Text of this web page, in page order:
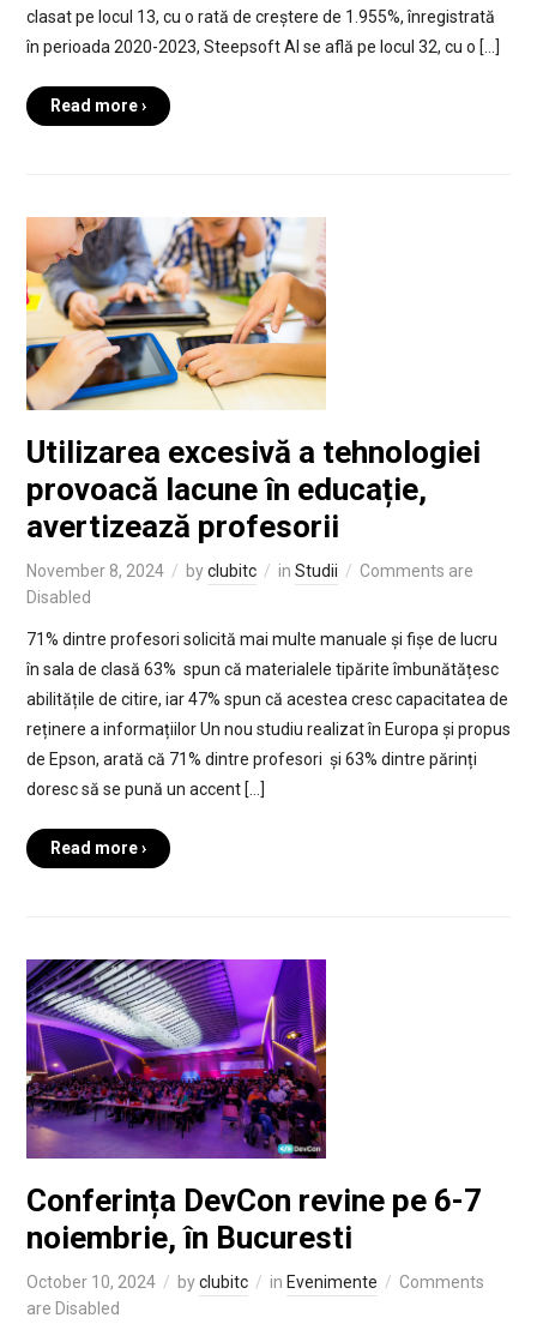
clasat pe locul 13, cu o rată de creștere de 1.955%, înregistrată
în perioada 2020-2023, Steepsoft AI se află pe locul 32, cu o […]
Read more ›
Utilizarea excesivă a tehnologiei
provoacă lacune în educație,
avertizează profesorii
November 8, 2024 byclubitc in Studii
Comments are
Disabled
71% dintre profesori solicită mai multe manuale și fișe de lucru
în sala de clasă 63% spun că materialele tipărite îmbunătățesc
abilitățile de citire, iar 47% spun că acestea cresc capacitatea de
reținere a informațiilor Un nou studiu realizat în Europa și propus
de Epson, arată că 71% dintre profesori și 63% dintre părinți
doresc să se pună un accent […]
Read more ›
Conferința DevCon revine pe 6-7
noiembrie, în Bucuresti
October 10, 2024 byclubitc in Evenimente
Comments
are Disabled